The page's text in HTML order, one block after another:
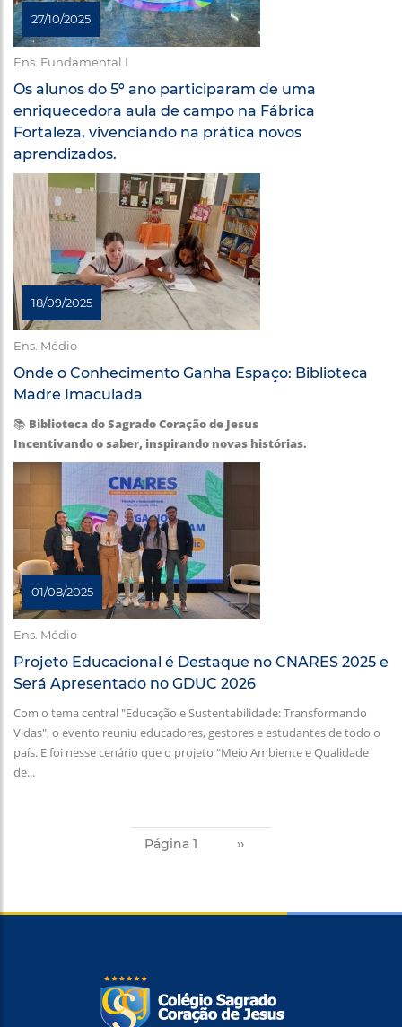
27/10/2025
Ens. Fundamental I
Os alunos do 5º ano participaram de uma
enriquecedora aula de campo na Fábrica
Fortaleza, vivenciando na prática novos
aprendizados.
18/09/2025
Ens. Médio
Onde o Conhecimento Ganha Espaço: Biblioteca
Madre Imaculada
📚 Biblioteca do Sagrado Coração de Jesus
Incentivando o saber, inspirando novas histórias.
01/08/2025
Ens. Médio
Projeto Educacional é Destaque no CNARES 2025 e
Será Apresentado no GDUC 2026
Com o tema central "Educação e Sustentabilidade: Transformando
Vidas", o evento reuniu educadores, gestores e estudantes de todo o
país. E foi nesse cenário que o projeto "Meio Ambiente e Qualidade
de...
Página 1
Próxima
››